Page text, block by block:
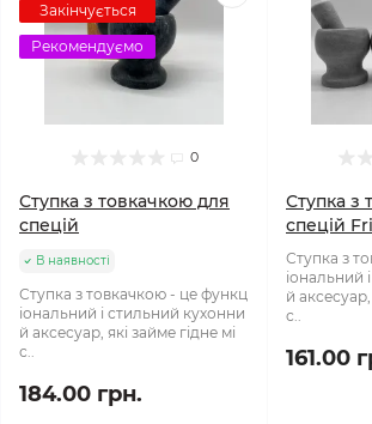
Закінчується
Рекомендуємо
0
Ступка з товкачкою для
спецій
В наявності
Ступка з товкачкою - це функц
іональний і стильний кухонни
й аксесуар, які займе гідне мі
с..
184.00 грн.
Ступка з
спецій
Ступка з
іональний
й аксесуар,
с..
161.00